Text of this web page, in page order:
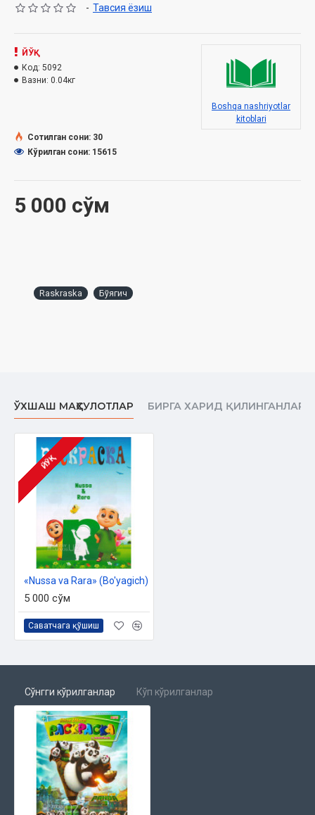
- Тавсия ёзиш
5 000 сўм
ЙЎҚ
Код: 5092
Вазни: 0.04кг
Boshqa nashriyotlar
kitoblari
Сотилган сони: 30
Кўрилган сони: 15615
Raskraska Бўягич
ЎХШАШ МАҲСУЛОТЛАР БИРГА ХАРИД ҚИЛИНГАНЛАР
ЙЎҚ
«Nussa va Rara» (Bo'yagich)
5 000 сўм
Саватчага қўшиш
Сўнгги кўрилганлар Кўп кўрилганлар